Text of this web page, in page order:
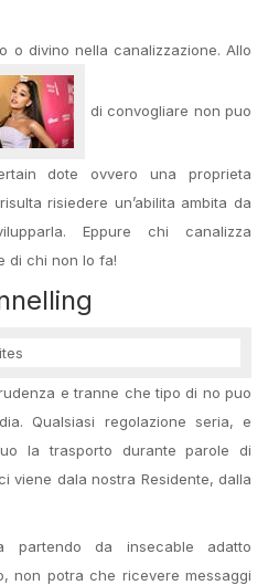
o divino nella canalizzazione. Allo
di convogliare non puo
dote ovvero una proprieta
risiedere un’abilita ambita da
Eppure chi canalizza
di chi non lo fa!
e tranne che tipo di no puo
Qualsiasi regolazione seria, e
la trasporto durante parole di
viene dala nostra Residente, dalla
partendo da insecable adatto
non potra che ricevere messaggi